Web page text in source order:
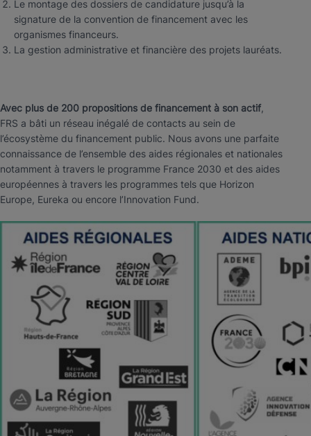
Le montage des dossiers de candidature jusqu’à la
signature de la convention de financement avec les
organismes financeurs.
La gestion administrative et financière des projets lauréats.
Avec plus de 200 propositions de financement à son actif,
FRS a bâti un réseau inégalé de contacts au sein de
l’écosystème du financement public. Nous avons une parfaite
connaissance de l’ensemble des aides régionales et nationales
notamment à travers le programme France 2030 et des aides
européennes à travers les programmes tels que Horizon
Europe, Eureka ou encore l’Innovation Fund.